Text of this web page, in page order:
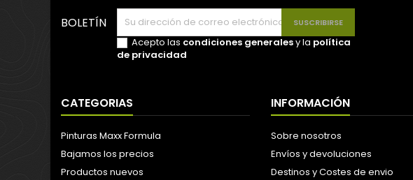
BOLETÍN
Acepto las condiciones generalesy la política
de privacidad
CATEGORIAS
Pinturas Maxx Formula
Bajamos los precios
Productos nuevos
INFORMACIÓN
Sobre nosotros
Envíos y devoluciones
Destinos y Costes de envio